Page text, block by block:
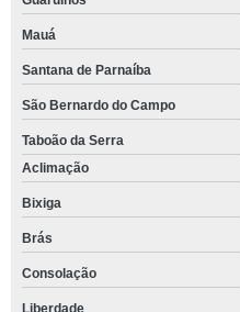
Mauá
Santana de Parnaíba
São Bernardo do Campo
Taboão da Serra
Aclimação
Bixiga
Brás
Consolação